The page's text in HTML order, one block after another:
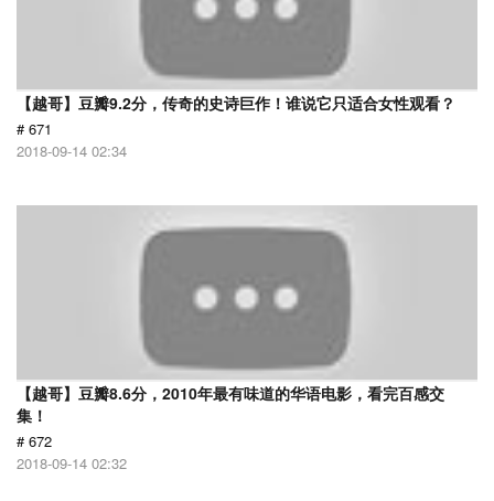
【越哥】豆瓣9.2分，传奇的史诗巨作！谁说它只适合女性观看？
# 671
2018-09-14 02:34
【越哥】豆瓣8.6分，2010年最有味道的华语电影，看完百感交
集！
# 672
2018-09-14 02:32